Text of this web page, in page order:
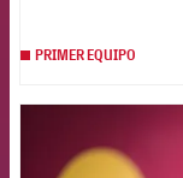
PRIMER EQUIPO